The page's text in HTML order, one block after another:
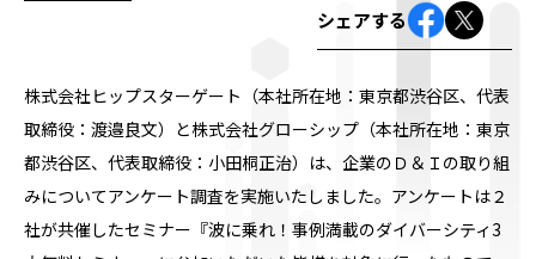
シェアする
株式会社ヒップスターゲート（本社所在地：東京都渋谷区、代表
取締役：渡邉良文）と株式会社グローシップ（本社所在地：東京
都渋谷区、代表取締役：小田桐正治）は、企業のＤ＆Ｉの取り組
みについてアンケート調査を実施いたしました。アンケートは２
社が共催したセミナー『波に乗れ！事例満載のダイバーシティ3